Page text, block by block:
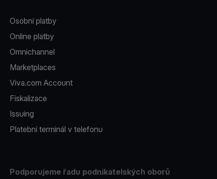
Osobní platby
Online platby
Omnichannel
Marketplaces
Viva.com Account
Fiskalizace
Issuing
Platební terminál v telefonu
Podporujeme řadu podnikatelských oborů